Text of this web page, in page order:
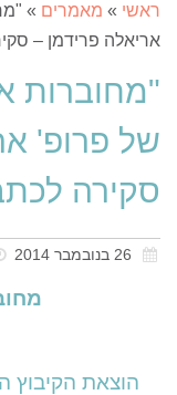
ראשי » מאמרים »
אריאלה פרידמן –
"מחוברות
של פרופ'
סקירה